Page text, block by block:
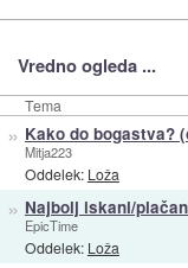
Vredno ogleda ...
Tema
» Kako do bogastva?
Mitja223
Oddelek: Loža
» Najbolj iskani/
EpicTime
Oddelek: Loža